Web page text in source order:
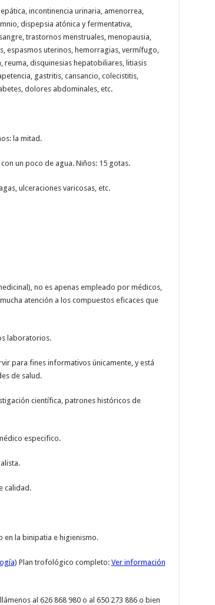
incontinencia urinaria, amenorrea,
dispepsia atónica y fermentativa,
trastornos menstruales, menopausia,
espasmos uterinos, hemorragias, vermífugo,
reuma, disquinesias hepatobiliares, litiasis
gastritis, cansancio, colecistitis,
dolores abdominales, etc.
la mitad.
un poco de agua. Niños: 15 gotas.
ulceraciones varicosas, etc.
no es apenas empleado por médicos,
atención a los compuestos eficaces que
laboratorios.
para fines informativos únicamente, y está
de salud.
científica, patrones históricos de
especifico.
calidad.
en la binipatia e higienismo.
) Plan trofológico completo: Ver información
al 626 868 980 o al 650 273 886 o bien